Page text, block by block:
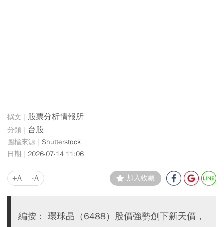
股票分析情報所
台股
Shutterstock
2026-07-14 11:06
+A -A 加入收藏
編按： 環球晶（6488）股價強勢創下新天價，